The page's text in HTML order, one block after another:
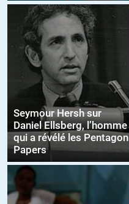
Seymour Hersh sur
Daniel Ellsberg, l’homme
qui a révélé les Pentagon
Papers